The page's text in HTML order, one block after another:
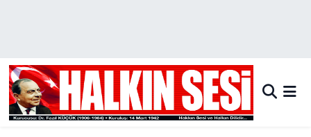
Hava Durumu
Trafik Durumu